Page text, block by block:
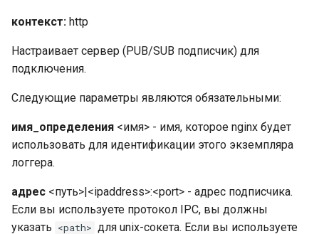
контекст: http
Настраивает сервер (PUB/SUB подписчик) для
подключения.
Следующие параметры являются обязательными:
имя_определения <имя> - имя, которое nginx будет
использовать для идентификации этого экземпляра
логгера.
адрес <путь>|<ipaddress>:<port> - адрес подписчика.
Если вы используете протокол IPC, вы должны
указать <path> для unix-сокета. Если вы используете